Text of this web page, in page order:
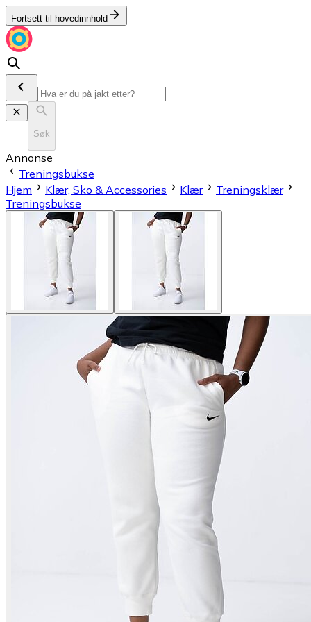
Fortsett til hovedinnhold
Søk
Annonse
Treningsbukse
Hjem
Klær, Sko & Accessories Klær
Treningsklær
Treningsbukse